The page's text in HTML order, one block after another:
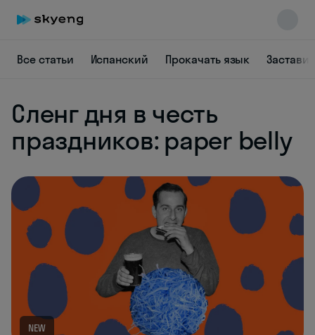
Все статьи Испанский Прокачать язык
Сленг дня в честь
праздников: paper belly
NEW
online